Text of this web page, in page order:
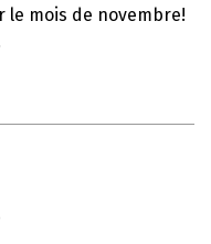
le mois de novembre!